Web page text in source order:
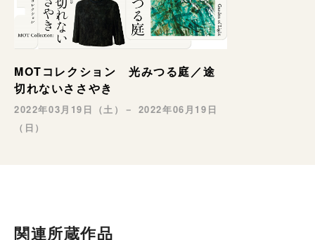
MOTコレクション 光みつる庭／途
切れないささやき
2022年03月19日（土）－ 2022年06月19日
（日）
関連所蔵作品